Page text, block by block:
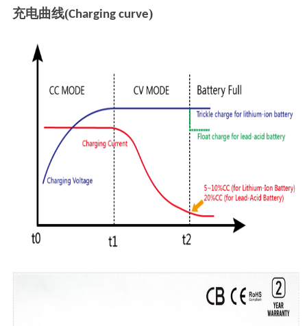
充电曲线(Charging curve)